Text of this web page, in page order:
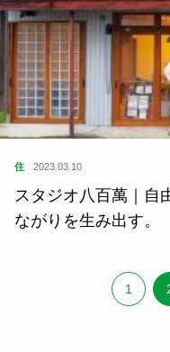
住 2023.03.10
スタジオ八百萬｜自
ながりを生み出す。
1